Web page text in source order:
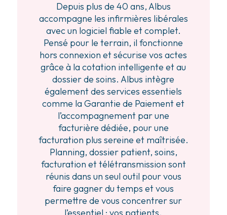
Depuis plus de 40 ans, Albus
accompagne les infirmières libérales
avec un logiciel fiable et complet.
Pensé pour le terrain, il fonctionne
hors connexion et sécurise vos actes
grâce à la cotation intelligente et au
dossier de soins. Albus intègre
également des services essentiels
comme la Garantie de Paiement et
l’accompagnement par une
facturière dédiée, pour une
facturation plus sereine et maîtrisée.
Planning, dossier patient, soins,
facturation et télétransmission sont
réunis dans un seul outil pour vous
faire gagner du temps et vous
permettre de vous concentrer sur